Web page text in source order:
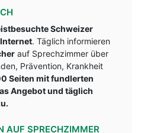
Schweizer
. Täglich informieren
auf Sprechzimmer über
Prävention, Krankheit
Seiten mit fundlerten
Angebot und täglich
AUF SPRECHZIMMER